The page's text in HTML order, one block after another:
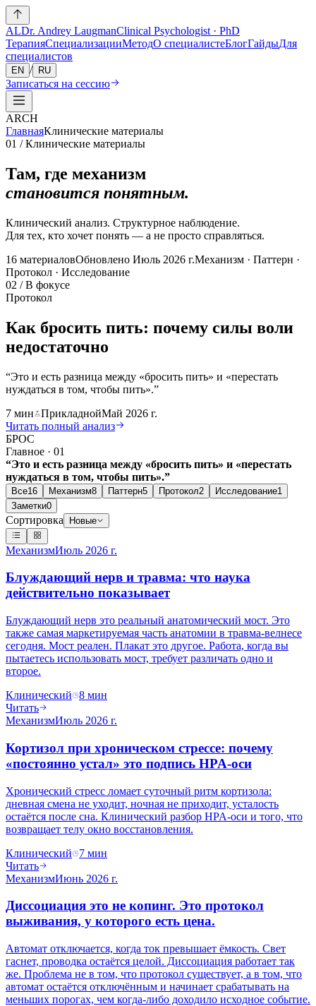
ALDr. Andrey LaugmanClinical Psychologist · PhD
ТерапияСпециализацииМетодО специалистеБлогГайдыДля
специалистов
EN / RU
Записаться на сессию
ARCH
ГлавнаяКлинические материалы
01 / Клинические материалы
Там, где механизм
становится понятным.
Клинический анализ. Структурное наблюдение.
Для тех, кто хочет понять — а не просто справляться.
16 материаловОбновлено Июль 2026 г.Механизм · Паттерн ·
Протокол · Исследование
02 / В фокусе
Протокол
Как бросить пить: почему силы воли
недостаточно
“Это и есть разница между «бросить пить» и «перестать
нуждаться в том, чтобы пить».”
7 мин
ПрикладнойМай 2026 г.
Читать полный анализ
БРОС
Главное · 01
“Это и есть разница между «бросить пить» и «перестать
нуждаться в том, чтобы пить».”
Все16 Механизм8 Паттерн5 Протокол2 Исследование1
Заметки0
Сортировка Новые
МеханизмИюль 2026 г.
Блуждающий нерв и травма: что наука
действительно показывает
Блуждающий нерв это реальный анатомический мост. Это
также самая маркетируемая часть анатомии в травма-велнесе
сегодня. Мост реален. Плакат это другое. Работа, когда вы
пытаетесь использовать мост, требует различать одно и
второе.
Клинический
8 мин
Читать
МеханизмИюль 2026 г.
Кортизол при хроническом стрессе: почему
«постоянно устал» это подпись HPA-оси
Хронический стресс ломает суточный ритм кортизола:
дневная смена не уходит, ночная не приходит, усталость
остаётся после сна. Клинический разбор HPA-оси и того, что
возвращает телу окно восстановления.
Клинический
7 мин
Читать
МеханизмИюнь 2026 г.
Диссоциация это не копинг. Это протокол
выживания, у которого есть цена.
Автомат отключается, когда ток превышает ёмкость. Свет
гаснет, проводка остаётся целой. Диссоциация работает так
же. Проблема не в том, что протокол существует, а в том, что
автомат остаётся отключённым и начинает срабатывать на
меньших порогах, чем когда-либо доходило исходное событие.